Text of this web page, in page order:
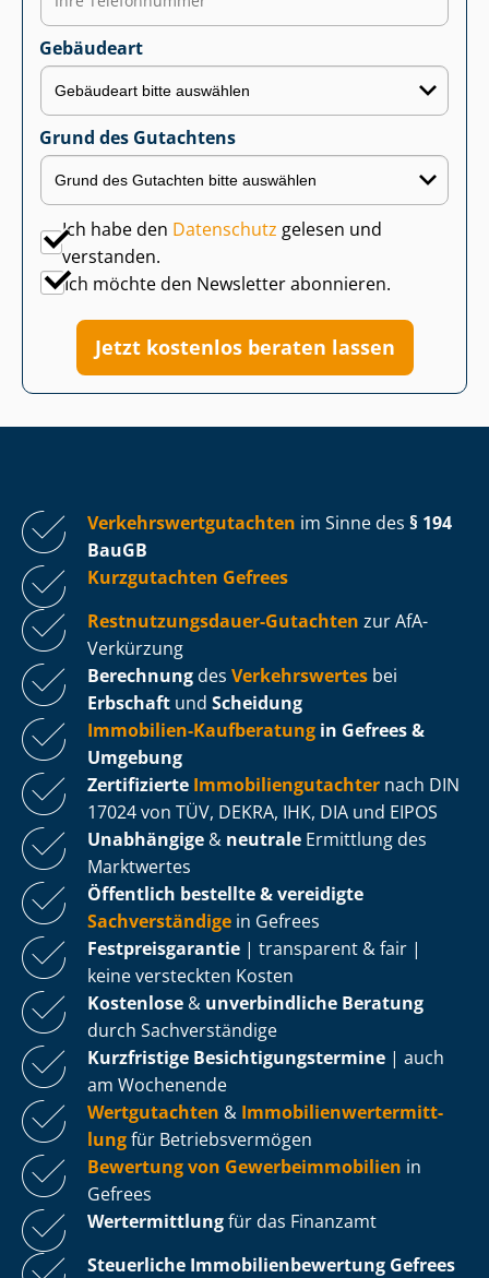
Gebäudeart
Grund des Gutachtens
Ich habe den Datenschutz gelesen und
verstanden.
Ich möchte den Newsletter abonnieren.
Jetzt kostenlos beraten lassen
Ver­kehrs­wert­gut­ach­ten im Sinne des § 194
BauGB
Kurzgutachten Gefrees
Rest­nut­zungs­dau­er-Gutachten zur AfA-
Verkürzung
Berechnung des Verkehrswertes bei
Erbschaft und Scheidung
Immobilien-Kaufberatung in Gefrees &
Umgebung
Zertifizierte Im­mo­bi­li­en­gut­ach­ter nach DIN
17024 von TÜV, DEKRA, IHK, DIA und EIPOS
Unabhängige & neutrale Ermittlung des
Marktwertes
Öffentlich bestellte & vereidigte
Sachverständige in Gefrees
Fest­preis­ga­ran­tie | transparent & fair |
keine versteckten Kosten
Kostenlose & unverbindliche Beratung
durch Sachverständige
Kurzfristige Be­sich­ti­gungs­ter­mi­ne | auch
am Wochenende
Wertgutachten & Im­mo­bi­li­en­wert­ermitt­
lungfür Be­triebs­ver­mö­gen
Bewertung von Ge­wer­be­im­mo­bi­li­en in
Gefrees
Wertermittlungfür das Finanzamt
Steuerliche Im­mo­bi­li­en­be­wer­tung Gefrees